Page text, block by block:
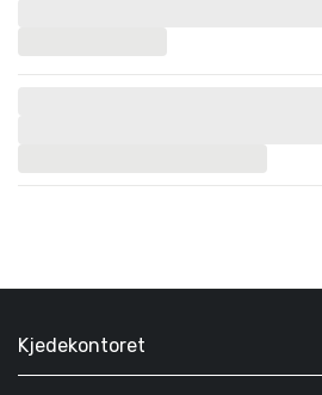
Kjedekontoret